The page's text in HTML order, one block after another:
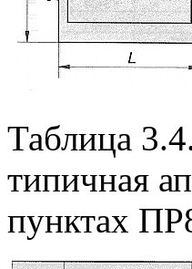
Таблица
типичная
пунктах